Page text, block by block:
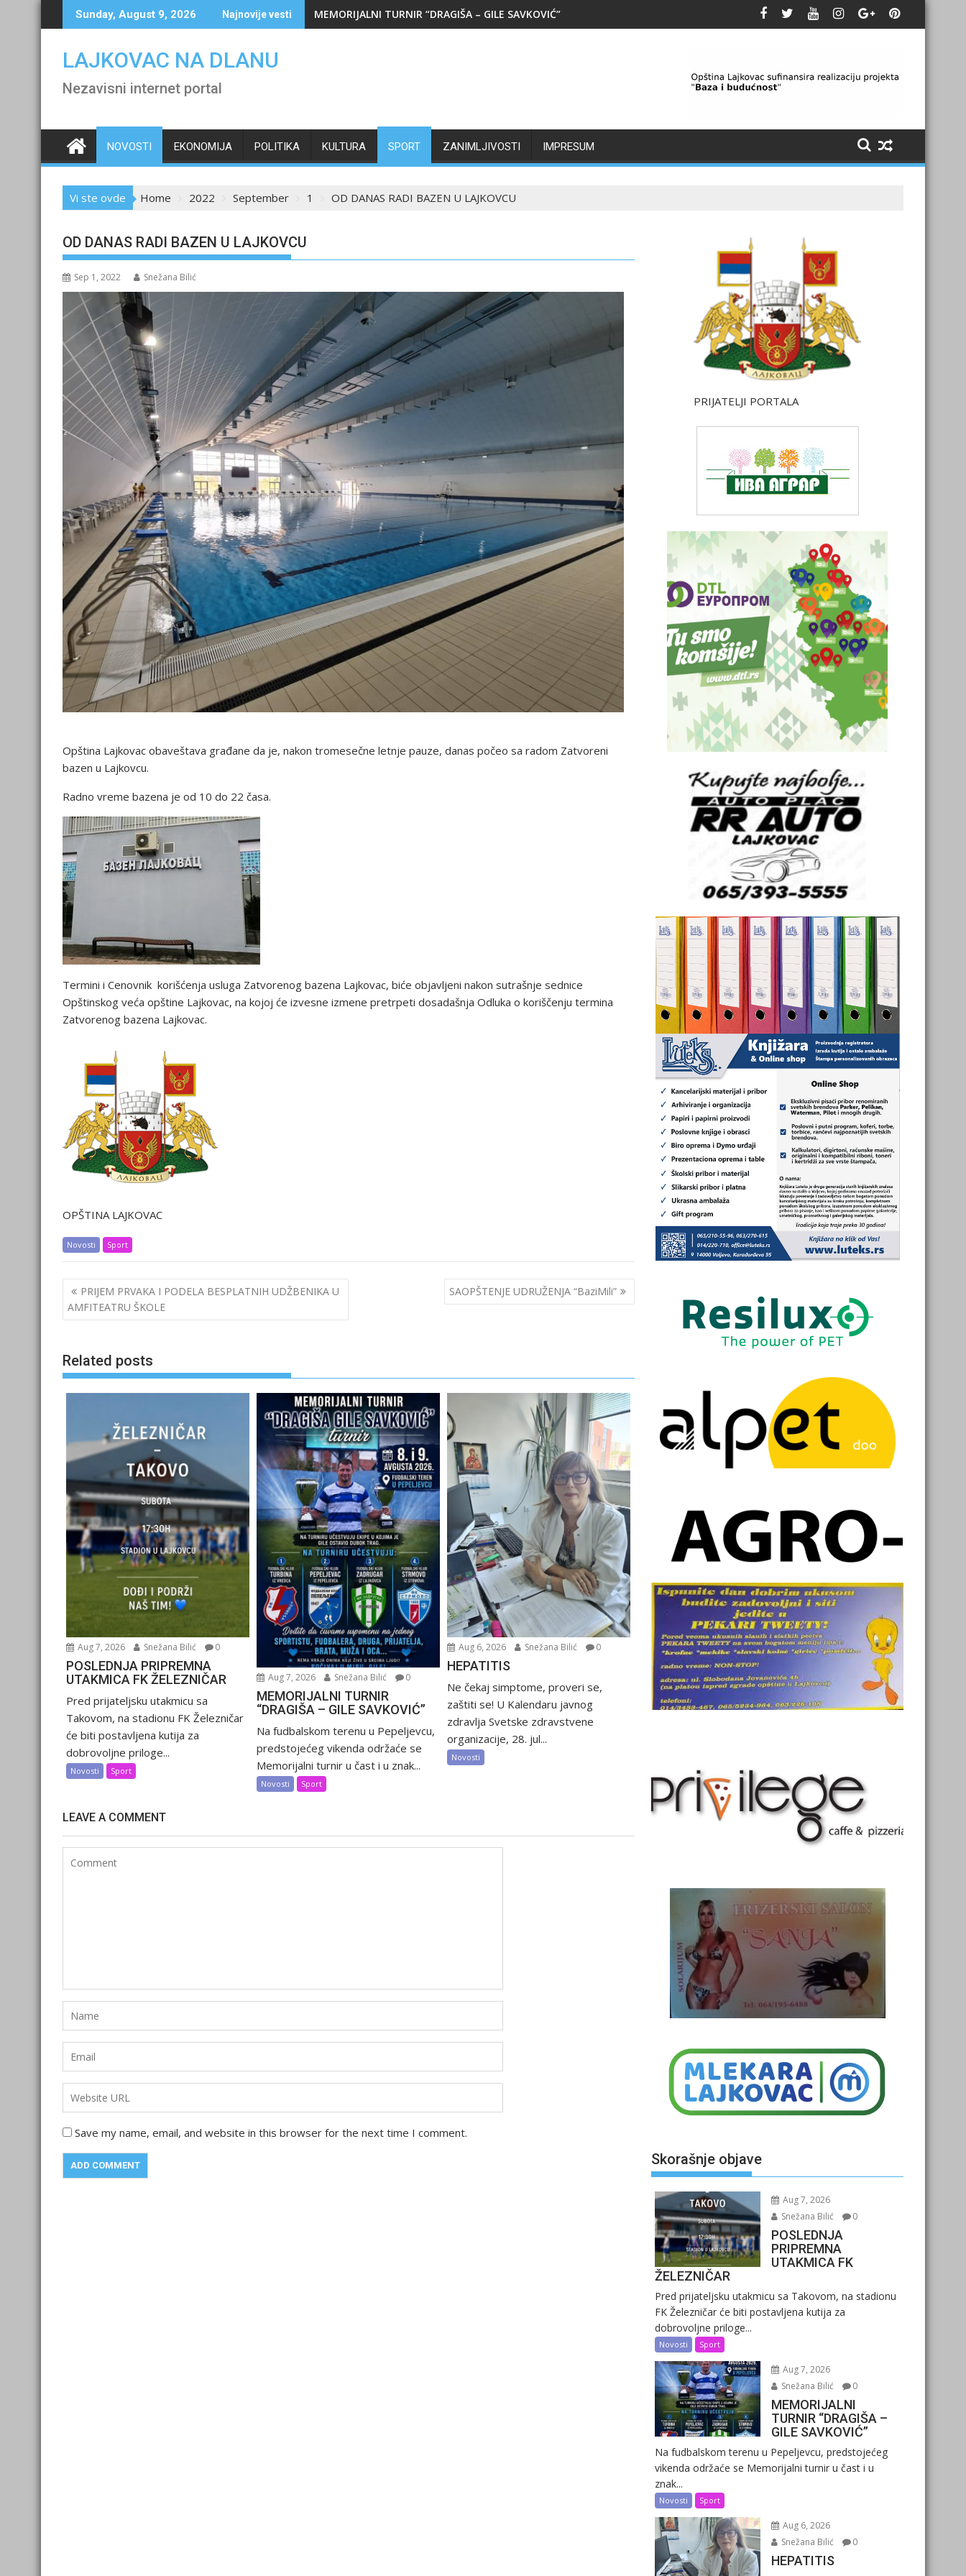
to
Sunday, August 9, 2026 Najnovije vesti MEMORIJALNI TURNIR “DRAGIŠA – GILE SAVKOVIĆ”
LAJKOVAC NA DLANU
Nezavisni internet portal
NOVOSTI EKONOMIJA POLITIKA KULTURA SPORT ZANIMLJIVOSTI IMPRESUM
Vi ste ovde Home 2022 September 1 OD DANAS RADI BAZEN U LAJKOVCU
OD DANAS RADI BAZEN U LAJKOVCU
Sep 1, 2022 Snežana Bilić
Opština Lajkovac obaveštava građane da je, nakon tromesečne letnje pauze, danas počeo sa radom Zatvoreni
bazen u Lajkovcu.
Radno vreme bazena je od 10 do 22 časa.
Termini i Cenovnik korišćenja usluga Zatvorenog bazena Lajkovac, biće objavljeni nakon sutrašnje sednice
Opštinskog veća opštine Lajkovac, na kojoj će izvesne izmene pretrpeti dosadašnja Odluka o koriščenju termina
Zatvorenog bazena Lajkovac.
OPŠTINA LAJKOVAC
Novosti Sport
Post
navigation
PRIJEM PRVAKA I PODELA BESPLATNIH UDŽBENIKA U
AMFITEATRU ŠKOLE
SAOPŠTENJE UDRUŽENJA “BaziMili”
Related posts
Aug 7, 2026 Snežana Bilić 0
POSLEDNJA PRIPREMNA
UTAKMICA FK ŽELEZNIČAR
Pred prijateljsku utakmicu sa
Takovom, na stadionu FK Železničar
će biti postavljena kutija za
dobrovoljne priloge...
Novosti Sport
Aug 7, 2026 Snežana Bilić 0
MEMORIJALNI TURNIR
“DRAGIŠA – GILE SAVKOVIĆ”
Na fudbalskom terenu u Pepeljevcu,
predstojećeg vikenda održaće se
Memorijalni turnir u čast i u znak...
Novosti Sport
Aug 6, 2026 Snežana Bilić 0
HEPATITIS
Ne čekaj simptome, proveri se,
zaštiti se! U Kalendaru javnog
zdravlja Svetske zdravstvene
organizacije, 28. jul...
Novosti
LEAVE A COMMENT
Save my name, email, and website in this browser for the next time I comment.
PRIJATELJI PORTALA
Skorašnje objave
Aug 7, 2026
Snežana Bilić
0
POSLEDNJA
PRIPREMNA
UTAKMICA FK
ŽELEZNIČAR
Pred prijateljsku utakmicu sa Takovom, na stadionu
FK Železničar će biti postavljena kutija za
dobrovoljne priloge...
Novosti Sport
Aug 7, 2026
Snežana Bilić
0
MEMORIJALNI
TURNIR “DRAGIŠA –
GILE SAVKOVIĆ”
Na fudbalskom terenu u Pepeljevcu, predstojećeg
vikenda održaće se Memorijalni turnir u čast i u
znak...
Novosti Sport
Aug 6, 2026
Snežana Bilić
0
HEPATITIS